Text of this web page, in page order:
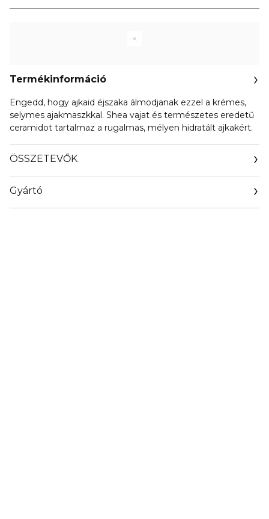
Termékinformáció
Engedd, hogy ajkaid éjszaka álmodjanak ezzel a krémes,
selymes ajakmaszkkal. Shea vajat és természetes eredetű
ceramidot tartalmaz a rugalmas, mélyen hidratált ajkakért.
ÖSSZETEVŐK
Gyártó